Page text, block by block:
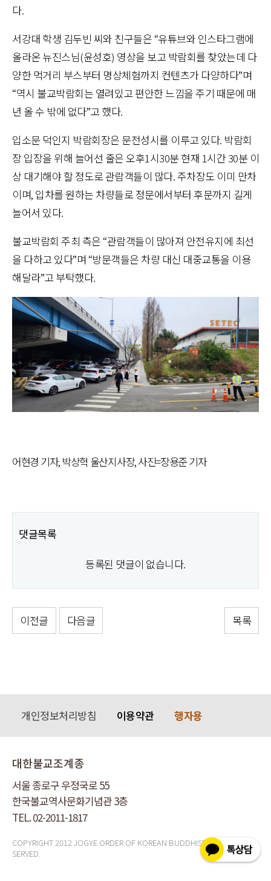
다.
서강대 학생 김두빈 씨와 친구들은 “유튜브와 인스타그램에
올라온 뉴진스님(윤성호) 영상을 보고 박람회를 찾았는데 다
양한 먹거리 부스부터 명상체험까지 컨텐츠가 다양하다”며
“역시 불교박람회는 열려있고 편안한 느낌을 주기 때문에 매
년 올 수 밖에 없다”고 했다.
입소문 덕인지 박람회장은 문전성시를 이루고 있다. 박람회
장 입장을 위해 늘어선 줄은 오후1시30분 현재 1시간 30분 이
상 대기해야 할 정도로 관람객들이 많다. 주차장도 이미 만차
이며, 입차를 원하는 차량들로 정문에서부터 후문까지 길게
늘어서 있다.
불교박람회 주최 측은 “관람객들이 많아져 안전유지에 최선
을 다하고 있다”며 “방문객들은 차량 대신 대중교통을 이용
해달라”고 부탁했다.
어현경 기자, 박상혁 울산지사장, 사진=장용준 기자
댓글목록
등록된 댓글이 없습니다.
이전글 다음글 목록
개인정보처리방침 이용약관 행자용
대한불교조계종
서울 종로구 우정국로 55
한국불교역사문화기념관 3층
TEL. 02-2011-1817
COPYRIGHT 2012 JOGYE ORDER OF KOREAN BUDDHISM ALL RIGHT RE
SERVED.